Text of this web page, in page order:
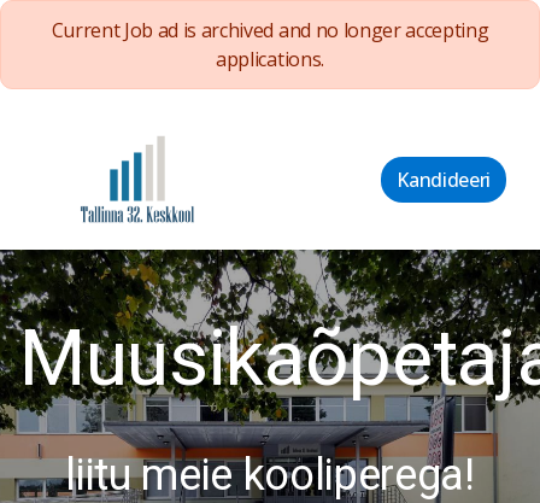
Current Job ad is archived and no longer accepting
applications.
Kandideeri
liitu meie kooliperega!